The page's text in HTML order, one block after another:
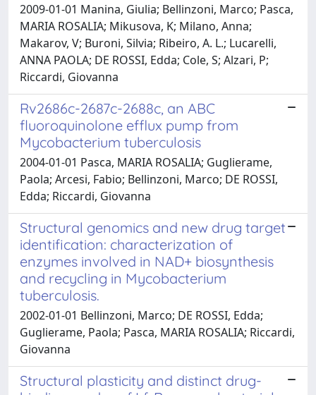
2009-01-01 Manina, Giulia; Bellinzoni, Marco; Pasca,
MARIA ROSALIA; Mikusova, K; Milano, Anna;
Makarov, V; Buroni, Silvia; Ribeiro, A. L.; Lucarelli,
ANNA PAOLA; DE ROSSI, Edda; Cole, S; Alzari, P;
Riccardi, Giovanna
Rv2686c-2687c-2688c, an ABC
fluoroquinolone efflux pump from
Mycobacterium tuberculosis
2004-01-01 Pasca, MARIA ROSALIA; Guglierame,
Paola; Arcesi, Fabio; Bellinzoni, Marco; DE ROSSI,
Edda; Riccardi, Giovanna
Structural genomics and new drug target
identification: characterization of
enzymes involved in NAD+ biosynthesis
and recycling in Mycobacterium
tuberculosis.
2002-01-01 Bellinzoni, Marco; DE ROSSI, Edda;
Guglierame, Paola; Pasca, MARIA ROSALIA; Riccardi,
Giovanna
Structural plasticity and distinct drug-